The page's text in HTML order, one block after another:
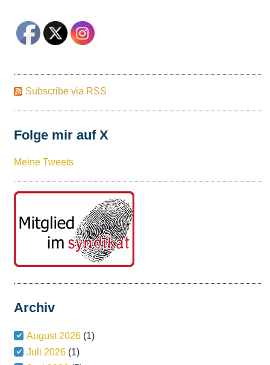
Subscribe via RSS
Folge mir auf X
Meine Tweets
Archiv
August 2026 (1)
Juli 2026 (1)